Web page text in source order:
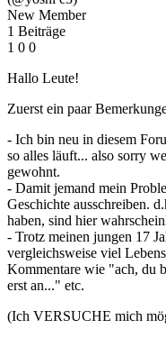
New Member
1 Beiträge
1 0 0
Hallo Leute!
Zuerst ein paar
- Ich bin neu in diesem
so alles läuft... also sorry
gewohnt.
- Damit jemand mein
Geschichte ausschreiben.
haben, sind hier
- Trotz meinen jungen 17
vergleichsweise viel
Kommentare wie "ach, du
erst an..." etc.
(Ich VERSUCHE mich